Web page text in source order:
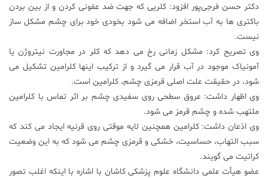
فناوری
عکس
پادکست
مجله
فرهنگی
و
هنری
دکتر حسن فرجی‌پور افزود: کلریی که جهت ضد عفونی کردن و از بین بردن
باکتری ها به آب استخر اضافه می شود بخودی خود برای چشم مشکل ساز
نیست.
وی تصریح کرد: مشکل زمانی رخ می دهد که کلر در مجاورت نیتروژن یا
آمونیاک موجود در آب قرار می گیرد و از ترکیب اینها کلرامین تشکیل می
شود، در حقیقت علت اصلی قرمزی چشم، کلرامین است.
وی اظهار داشت: عروق سطحی روی سفیدی چشم بر اثر تماس با کلرامین
ملتهب شده و چشم قرمز می شود.
وی اذعان داشت: کلرامین همچنین لایه موقتی روی قرنیه ایجاد می کند که
سبب التهاب، حساسیت، خشکی و قرمزی چشم می شود که به این وضعیت
کراتیت می گویند.
عضو هیأت علمی دانشگاه علوم پزشکی کاشان با اشاره با اینکه اغلب تصور